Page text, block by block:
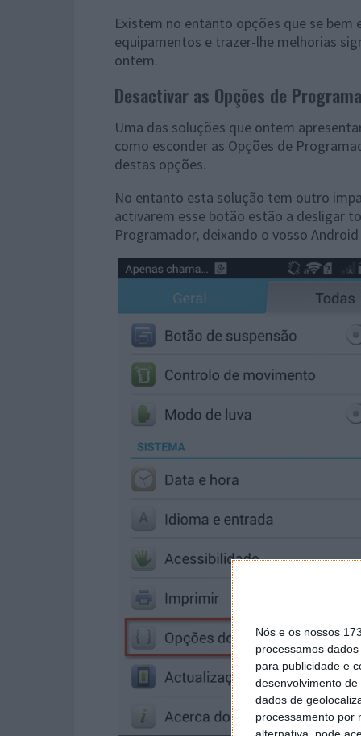
Nós e os nossos
processamos
para publicidade e
desenvolvimento de
dados de
processamento por
Existem no entanto opções que se
equipamentos e trazer-lhe melhorias
ontem.
Desactivar as Opções de
Uma das soluções que ontem
como esconder as Opções de
destas opções.
No entanto esta solução tem outro
activarem esse botão estão a desligar
Programador, deixando o vosso